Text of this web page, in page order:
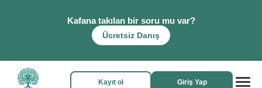
Kafana takılan bir soru mu var?
Ücretsiz Danış
Kayıt ol Giriş Yap